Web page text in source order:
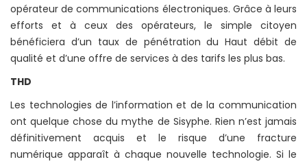
opérateur de communications électroniques. Grâce à leurs
efforts et à ceux des opérateurs, le simple citoyen
bénéficiera d’un taux de pénétration du Haut débit de
qualité et d’une offre de services à des tarifs les plus bas.
THD
Les technologies de l’information et de la communication
ont quelque chose du mythe de Sisyphe. Rien n’est jamais
définitivement acquis et le risque d’une fracture
numérique apparaît à chaque nouvelle technologie. Si le